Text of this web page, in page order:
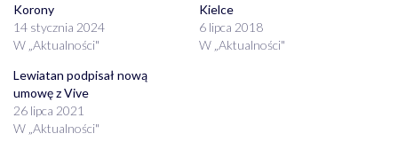
Korony
14 stycznia 2024
W „Aktualności"
Kielce
6 lipca 2018
W „Aktualności"
Lewiatan podpisał nową
umowę z Vive
26 lipca 2021
W „Aktualności"